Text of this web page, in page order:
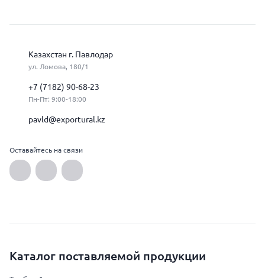
Казахстан г. Павлодар
ул. Ломова, 180/1
+7 (7182) 90-68-23
Пн-Пт: 9:00-18:00
pavld@exportural.kz
Оставайтесь на связи
Каталог поставляемой продукции